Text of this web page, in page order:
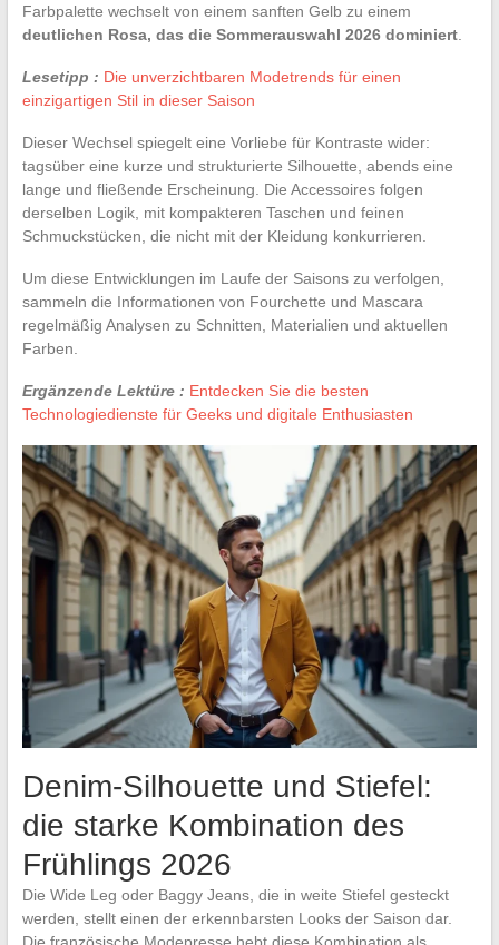
Farbpalette wechselt von einem sanften Gelb zu einem
deutlichen Rosa, das die Sommerauswahl 2026 dominiert.
Lesetipp : Die unverzichtbaren Modetrends für einen
einzigartigen Stil in dieser Saison
Dieser Wechsel spiegelt eine Vorliebe für Kontraste wider:
tagsüber eine kurze und strukturierte Silhouette, abends eine
lange und fließende Erscheinung. Die Accessoires folgen
derselben Logik, mit kompakteren Taschen und feinen
Schmuckstücken, die nicht mit der Kleidung konkurrieren.
Um diese Entwicklungen im Laufe der Saisons zu verfolgen,
sammeln die Informationen von Fourchette und Mascara
regelmäßig Analysen zu Schnitten, Materialien und aktuellen
Farben.
Ergänzende Lektüre : Entdecken Sie die besten
Technologiedienste für Geeks und digitale Enthusiasten
Denim-Silhouette und Stiefel:
die starke Kombination des
Frühlings 2026
Die Wide Leg oder Baggy Jeans, die in weite Stiefel gesteckt
werden, stellt einen der erkennbarsten Looks der Saison dar.